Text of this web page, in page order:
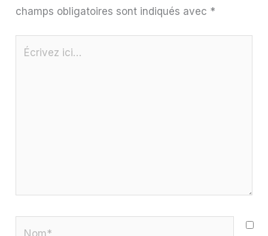
champs obligatoires sont indiqués avec *
Écrivez